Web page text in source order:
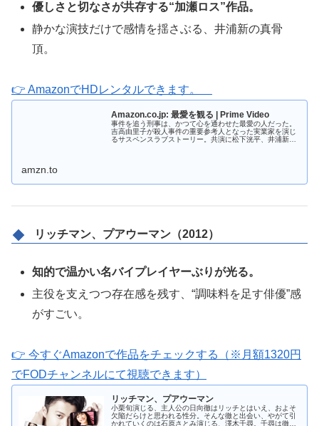
優しさと切なさが共存する“加瀬ロス”作品。
静かな演技だけで感情を揺さぶる、井浦新の真骨
頂。
👉 AmazonでHDレンタルできます。
Amazon.co.jp: 最愛を観る | Prime Video
事件を追う刑事は、かつて心を通わせた最愛の人だった。
吉高由里子が殺人事件の重要参考人となった実業家を演じ
るサスペンスラブストーリー。共演に松下洸平、井浦新ほ
amzn.to
リッチマン、プアウーマン（2012）
知的で温かい名バイプレイヤーぶりが光る。
主役を支えつつ存在感を残す、“調味料を足す俳優”感
がすごい。
👉 今すぐAmazonで作品をチェックする（※月額1320円
でFODチャンネルにて視聴できます）
リッチマン、プアウーマン
小栗旬演じる、主人公の日向徹はリッチとはいえ、およそ
欠陥だらけと思われる性分。そんな徹と出会い、やがて引
かれていくのは石原さとみ演じる、澤木千尋。千尋は徹